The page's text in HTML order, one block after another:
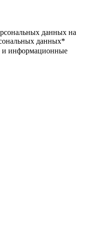
данных на
данных*
и информационные